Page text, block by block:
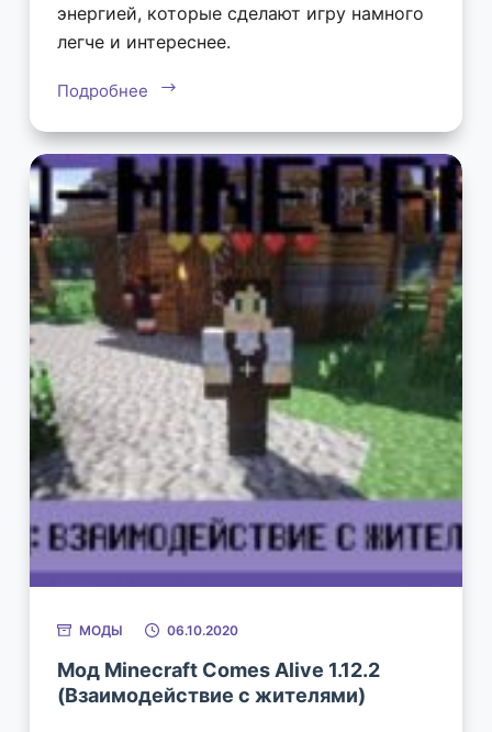
энергией, которые сделают игру намного
легче и интереснее.
Подробнее
МОДЫ 06.10.2020
Мод Minecraft Comes Alive 1.12.2
(Взаимодействие с жителями)